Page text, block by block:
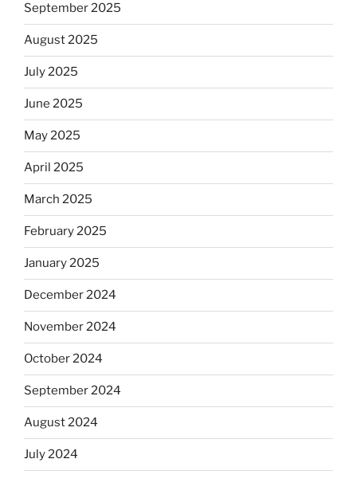
September 2025
August 2025
July 2025
June 2025
May 2025
April 2025
March 2025
February 2025
January 2025
December 2024
November 2024
October 2024
September 2024
August 2024
July 2024